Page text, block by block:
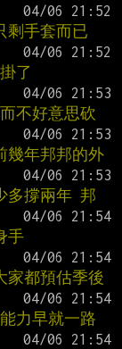
剩手套而已
了
不好意思砍
幾年邦邦的外
多撐兩年 邦
手
家都預估季後
力早就一路